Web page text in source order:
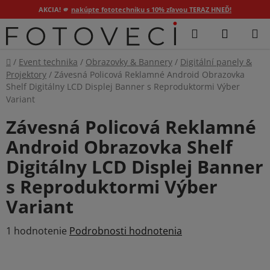
AKCIA! 🫵 nakúpte fototechniku s 10% zľavou TERAZ HNEĎ!
Prejsť
na
Hľadať
Domov
/ Event technika / Obrazovky & Bannery / Digitální panely &
Projektory / Závesná Policová Reklamné Android Obrazovka
Shelf Digitálny LCD Displej Banner s Reproduktormi Výber
Variant
Závesná Policová Reklamné
Android Obrazovka Shelf
Digitálny LCD Displej Banner
s Reproduktormi Výber
Variant
Priemerné
1 hodnotenie Podrobnosti hodnotenia